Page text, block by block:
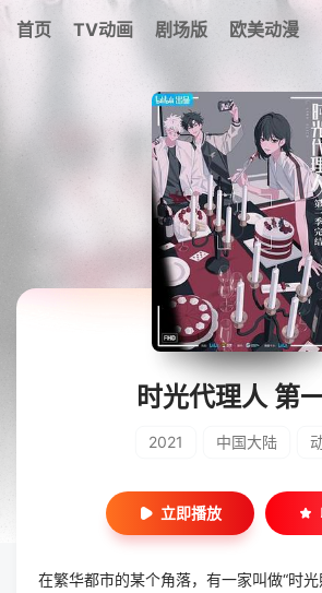
首页 TV动画 剧场版 欧美动漫
时光代理人 第
2021 中国大陆
立即播放
在繁华都市的某个角落，有一家叫做“时